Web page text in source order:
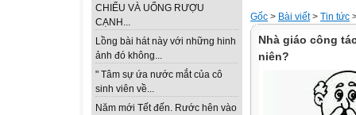
CHIẾU VÀ UỐNG RƯỢU
CẠNH...
Lồng bài hát này với những hinh
ảnh đó không...
" Tâm sự ứa nước mắt của cô
sinh viên về...
Năm mới Tết đến. Rước hên vào
Gốc > Bài viết> Tin tức
Nhà giáo công
niên?